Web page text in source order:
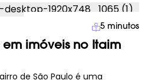
Investimento Imobiliário
5 minutos
em imóveis no Itaim
de São Paulo é uma